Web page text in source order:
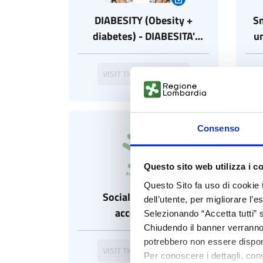
Consenso
Questo sito web utilizza i
Questo Sito fa uso di
dell’utente, per migliorare
Selezionando “Accetta
Chiudendo il banner
potrebbero non essere
Per conoscere i dettagli,
DIABESITY (Obesity +
diabetes) - DIABESITA'
(Obesità + diabete)
VISIT THE COMMUNITY
Social inclusion &
accessibilità
VISIT THE COMMUNITY